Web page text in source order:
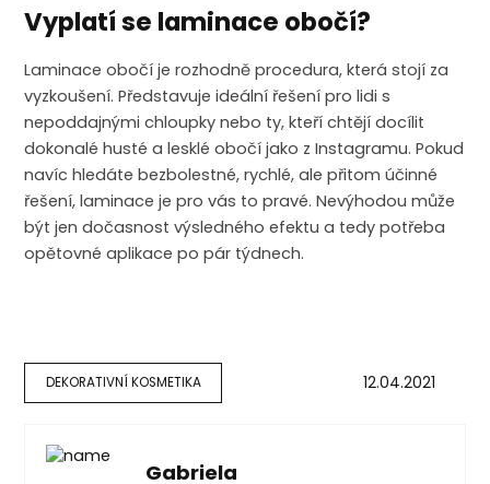
Vyplatí se laminace obočí?
Laminace obočí je rozhodně procedura, která stojí za
vyzkoušení. Představuje ideální řešení pro lidi s
nepoddajnými chloupky nebo ty, kteří chtějí docílit
dokonalé husté a lesklé obočí jako z Instagramu. Pokud
navíc hledáte bezbolestné, rychlé, ale přitom účinné
řešení, laminace je pro vás to pravé. Nevýhodou může
být jen dočasnost výsledného efektu a tedy potřeba
opětovné aplikace po pár týdnech.
DEKORATIVNÍ KOSMETIKA 12.04.2021
Gabriela